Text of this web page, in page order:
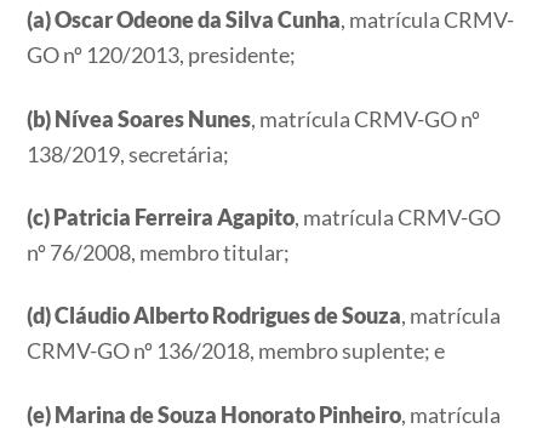
(a) Oscar Odeone da Silva Cunha, matrícula CRMV-
GO nº 120/2013, presidente;
(b) Nívea Soares Nunes, matrícula CRMV-GO nº
138/2019, secretária;
(c) Patricia Ferreira Agapito, matrícula CRMV-GO
nº 76/2008, membro titular;
(d) Cláudio Alberto Rodrigues de Souza, matrícula
CRMV-GO nº 136/2018, membro suplente; e
(e) Marina de Souza Honorato Pinheiro, matrícula